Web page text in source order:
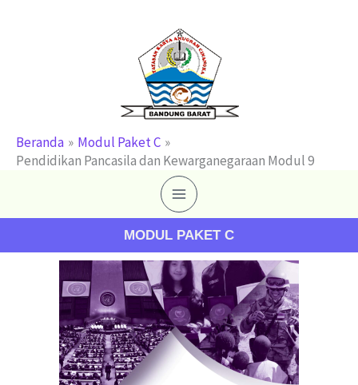
Beranda
Modul Paket C
Pendidikan Pancasila dan Kewarganegaraan Modul 9
MODUL PAKET C